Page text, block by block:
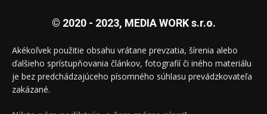
© 2020 - 2023, MEDIA WORK s.r.o.
Akékoľvek použitie obsahu vrátane prevzatia, šírenia alebo
ďalšieho sprístupňovania článkov, fotografií či iného materiálu
je bez predchádzajúceho písomného súhlasu prevádzkovateľa
zakázané.